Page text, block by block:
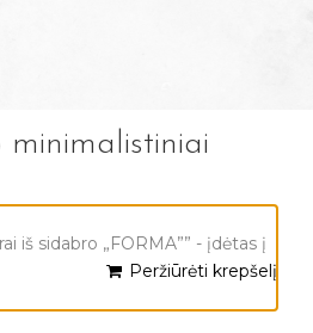
iš sidabro „FORMA”” - įdėtas į
Peržiūrėti krepšelį